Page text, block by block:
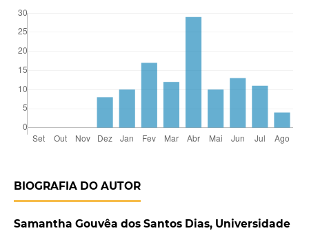
BIOGRAFIA DO AUTOR
Samantha Gouvêa dos Santos Dias, Universidade